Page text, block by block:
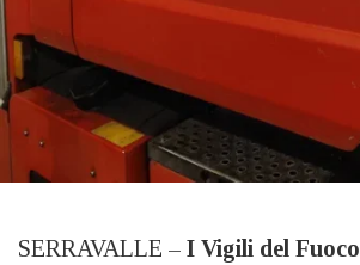
SERRAVALLE – I Vigili del Fuoco